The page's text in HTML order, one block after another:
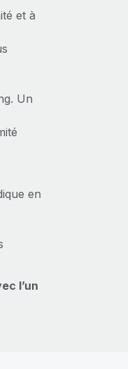
et à
Un
en
l’un